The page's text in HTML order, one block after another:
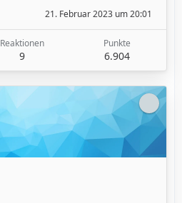
21. Februar 2023 um 20:01
Reaktionen
9
Punkte
6.904